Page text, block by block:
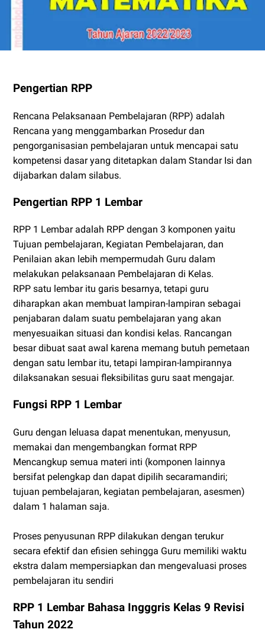
Pengertian RPP
Rencana Pelaksanaan Pembelajaran (RPP) adalah
Rencana yang menggambarkan Prosedur dan
pengorganisasian pembelajaran untuk mencapai satu
kompetensi dasar yang ditetapkan dalam Standar Isi dan
dijabarkan dalam silabus.
Pengertian RPP 1 Lembar
RPP 1 Lembar adalah RPP dengan 3 komponen yaitu
Tujuan pembelajaran, Kegiatan Pembelajaran, dan
Penilaian akan lebih mempermudah Guru dalam
melakukan pelaksanaan Pembelajaran di Kelas.
RPP satu lembar itu garis besarnya, tetapi guru
diharapkan akan membuat lampiran-lampiran sebagai
penjabaran dalam suatu pembelajaran yang akan
menyesuaikan situasi dan kondisi kelas. Rancangan
besar dibuat saat awal karena memang butuh pemetaan
dengan satu lembar itu, tetapi lampiran-lampirannya
dilaksanakan sesuai fleksibilitas guru saat mengajar.
Fungsi RPP 1 Lembar
Guru dengan leluasa dapat menentukan, menyusun,
memakai dan mengembangkan format RPP
Mencangkup semua materi inti (komponen lainnya
bersifat pelengkap dan dapat dipilih secaramandiri;
tujuan pembelajaran, kegiatan pembelajaran, asesmen)
dalam 1 halaman saja.
Proses penyusunan RPP dilakukan dengan terukur
secara efektif dan efisien sehingga Guru memiliki waktu
ekstra dalam mempersiapkan dan mengevaluasi proses
pembelajaran itu sendiri
RPP 1 Lembar Bahasa Ingggris Kelas 9 Revisi
Tahun 2022